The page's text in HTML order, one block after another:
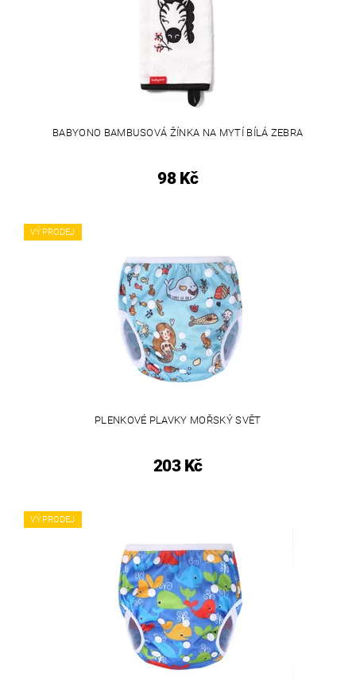
BABYONO BAMBUSOVÁ ŽÍNKA NA MYTÍ BÍLÁ ZEBRA
98 Kč
VÝPRODEJ
PLENKOVÉ PLAVKY MOŘSKÝ SVĚT
203 Kč
VÝPRODEJ